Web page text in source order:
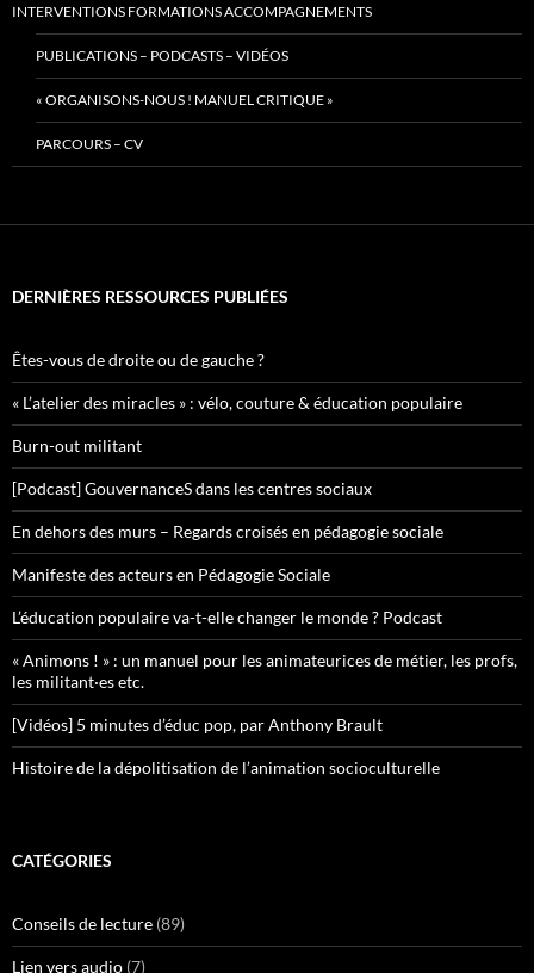
INTERVENTIONS FORMATIONS ACCOMPAGNEMENTS
PUBLICATIONS – PODCASTS – VIDÉOS
« ORGANISONS-NOUS ! MANUEL CRITIQUE »
PARCOURS – CV
DERNIÈRES RESSOURCES PUBLIÉES
Êtes-vous de droite ou de gauche ?
« L’atelier des miracles » : vélo, couture & éducation populaire
Burn-out militant
[Podcast] GouvernanceS dans les centres sociaux
En dehors des murs – Regards croisés en pédagogie sociale
Manifeste des acteurs en Pédagogie Sociale
L’éducation populaire va-t-elle changer le monde ? Podcast
« Animons ! » : un manuel pour les animateurices de métier, les profs,
les militant·es etc.
[Vidéos] 5 minutes d’éduc pop, par Anthony Brault
Histoire de la dépolitisation de l’animation socioculturelle
CATÉGORIES
Conseils de lecture (89)
Lien vers audio (7)